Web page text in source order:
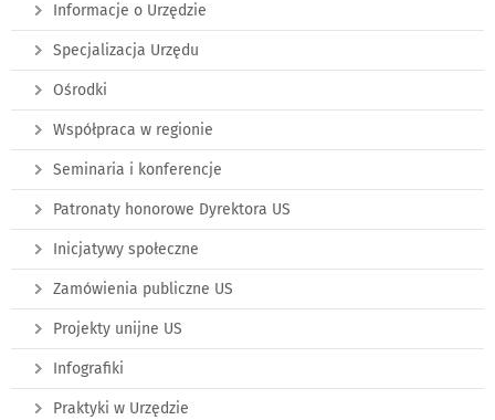
Informacje o Urzędzie
Specjalizacja Urzędu
Ośrodki
Współpraca w regionie
Seminaria i konferencje
Patronaty honorowe Dyrektora US
Inicjatywy społeczne
Zamówienia publiczne US
Projekty unijne US
Infografiki
Praktyki w Urzędzie